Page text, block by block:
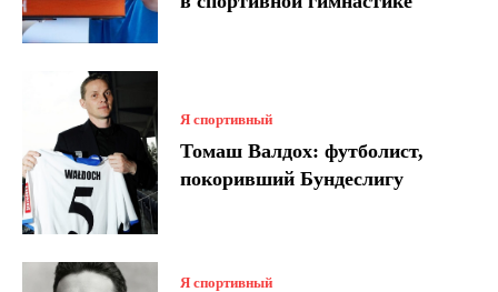
Я спортивный
Томаш Валдох: футболист,
покоривший Бундеслигу
Я спортивный